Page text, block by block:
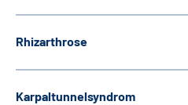
Rhizarthrose
Karpaltunnelsyndrom